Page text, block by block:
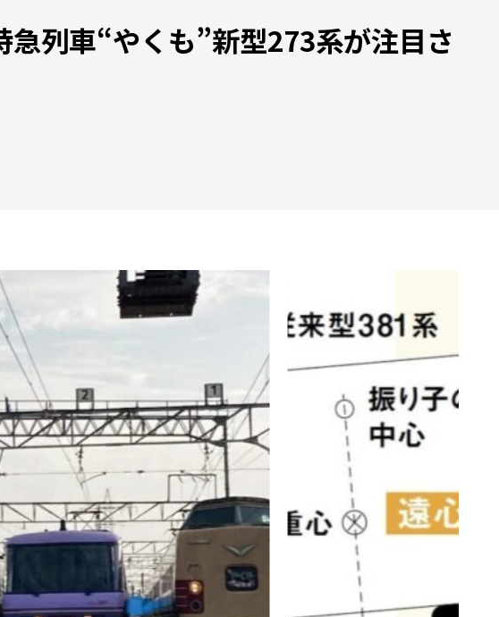
列車“やくも”新型273系が注目さ